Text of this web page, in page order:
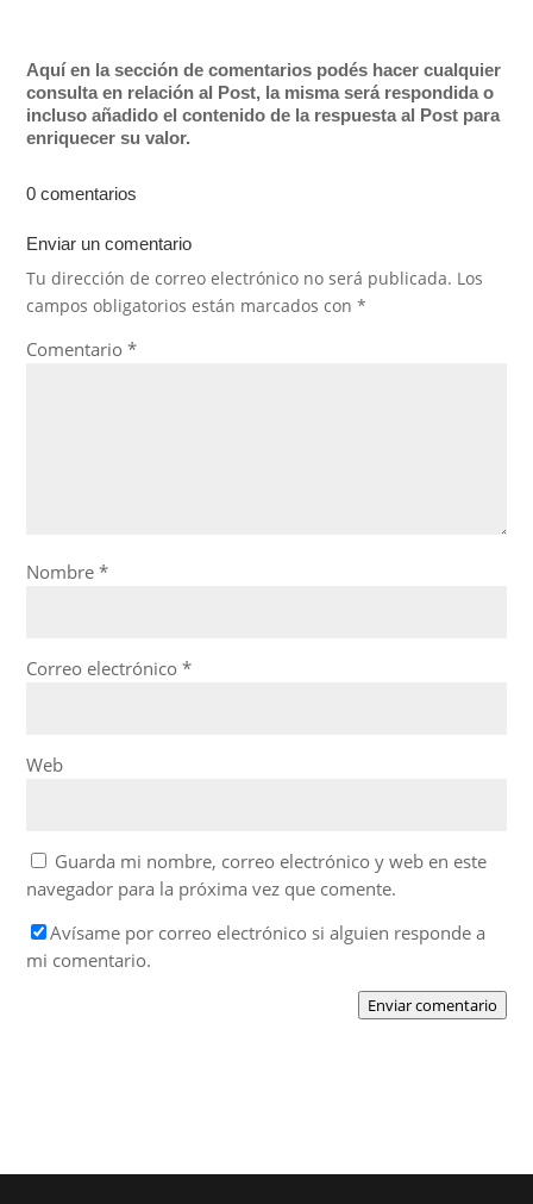
Aquí en la sección de comentarios podés hacer cualquier
consulta en relación al Post, la misma será respondida o
incluso añadido el contenido de la respuesta al Post para
enriquecer su valor.
0 comentarios
Enviar un comentario
Tu dirección de correo electrónico no será publicada. Los
campos obligatorios están marcados con*
Comentario*
Nombre*
Correo electrónico*
Web
Guarda mi nombre, correo electrónico y web en este
navegador para la próxima vez que comente.
Avísame por correo electrónico si alguien responde a
mi comentario.
Enviar comentario